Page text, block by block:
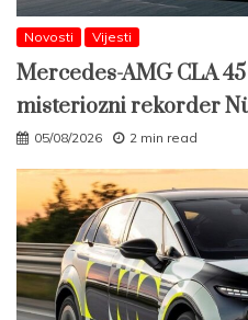
Novosti Vijesti
Mercedes-AMG CLA
misteriozni rekorder
05/08/2026 2 min read